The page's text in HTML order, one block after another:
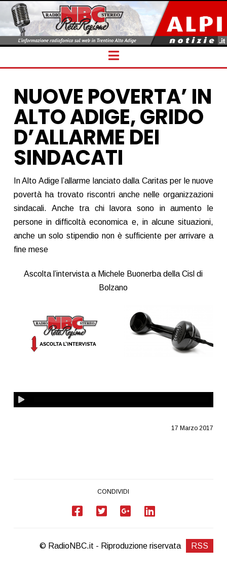
Navigation
NUOVE POVERTA’ IN
ALTO ADIGE, GRIDO
D’ALLARME DEI
SINDACATI
In Alto Adige l’allarme lanciato dalla Caritas per le nuove
povertà ha trovato riscontri anche nelle organizzazioni
sindacali. Anche tra chi lavora sono in aumento le
persone in difficoltà economica e, in alcune situazioni,
anche un solo stipendio non è sufficiente per arrivare a
fine mese
Ascolta l’intervista a Michele Buonerba della Cisl di
Bolzano
17 Marzo 2017
CONDIVIDI
© RadioNBC.it - Riproduzione riservata RSS